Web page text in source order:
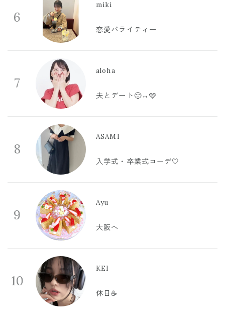
6
miki
恋愛バライティー
7
aloha
夫とデート🙂‍↔️🩷
8
ASAMI
入学式・卒業式コーデ🤍
9
Ayu
大阪へ
10
KEI
休日☕️